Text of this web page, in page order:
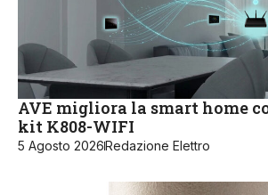
AVE migliora la smart home
kit K808-WIFI
5 Agosto 2026Redazione Elettro